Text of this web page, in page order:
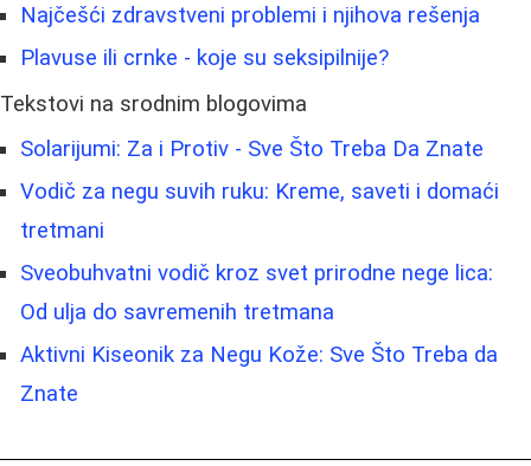
Najčešći zdravstveni problemi i njihova rešenja
Plavuse ili crnke - koje su seksipilnije?
Tekstovi na srodnim blogovima
Solarijumi: Za i Protiv - Sve Što Treba Da Znate
Vodič za negu suvih ruku: Kreme, saveti i domaći
tretmani
Sveobuhvatni vodič kroz svet prirodne nege lica:
Od ulja do savremenih tretmana
Aktivni Kiseonik za Negu Kože: Sve Što Treba da
Znate